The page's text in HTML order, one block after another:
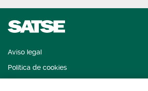
Aviso legal
Política de cookies